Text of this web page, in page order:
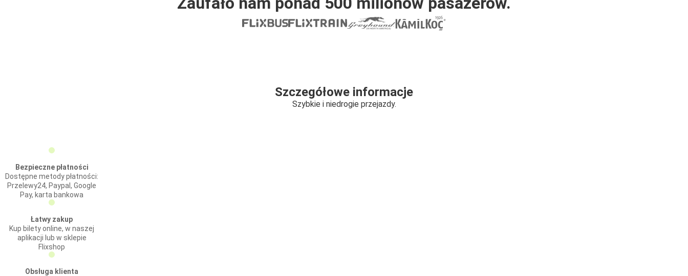
Szczegółowe informacje
Szybkie i niedrogie przejazdy.
Bezpieczne płatności
Dostępne metody płatności:
Przelewy24, Paypal, Google
Pay, karta bankowa
Łatwy zakup
Kup bilety online, w naszej
aplikacji lub w sklepie
Flixshop
Obsługa klienta